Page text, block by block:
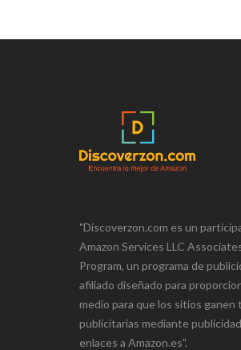
"Discoverzon.com es un
Amazon Services LLC
Program, un programa de
afiliado diseñado para
medio para que los sitios ganen
publicitarias mediante
enlaces a Amazon.es".